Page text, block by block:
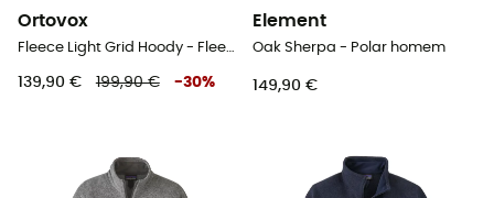
Ortovox
Fleece Light Grid Hoody - Fleece de lã merino homem
139,90 € 199,90 € -30%
Element
Oak Sherpa - Polar homem
149,90 €